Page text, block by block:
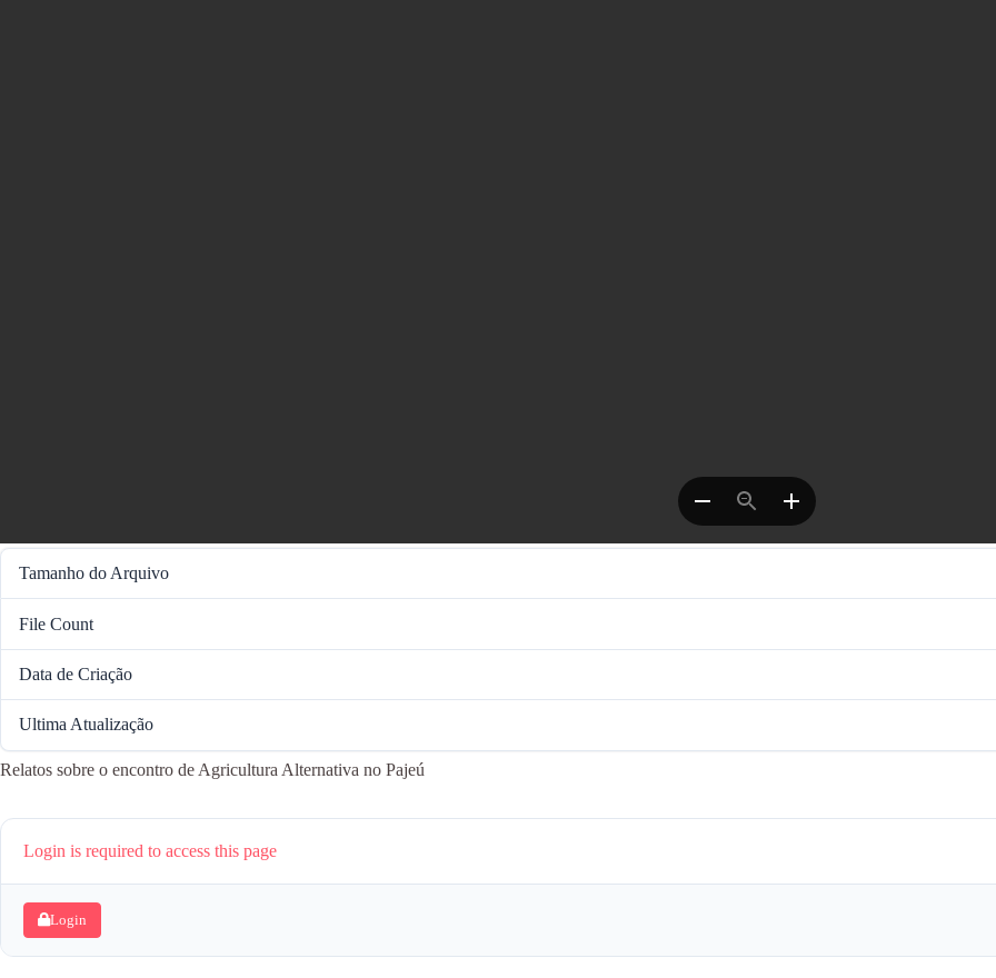
Tamanho do Arquivo
File Count
Data de Criação
Ultima Atualização
Relatos sobre o encontro de Agricultura Alternativa no Pajeú
Login is required to access this page
Login